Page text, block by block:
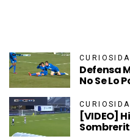
Defensa
No Se Lo
[VIDEO]